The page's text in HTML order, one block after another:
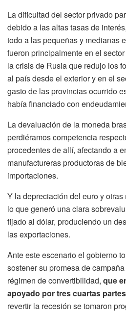
La dificultad del sector privado
debido a las altas tasas de
todo a las pequeñas y medianas
fueron principalmente en el
la crisis de Rusia que redujo los
al país desde el exterior y en el
gasto de las provincias ocurrido
había financiado con
La devaluación de la moneda
perdiéramos competencia
procedentes de allí, afectando a
manufactureras productoras de
importaciones.
Y la depreciación del euro y
lo que generó una clara
fijado al dólar, produciendo un
las exportaciones.
Ante este escenario el gobierno
sostener su promesa de
régimen de convertibilidad, que
apoyado por tres cuartas
revertir la recesión se tomaron